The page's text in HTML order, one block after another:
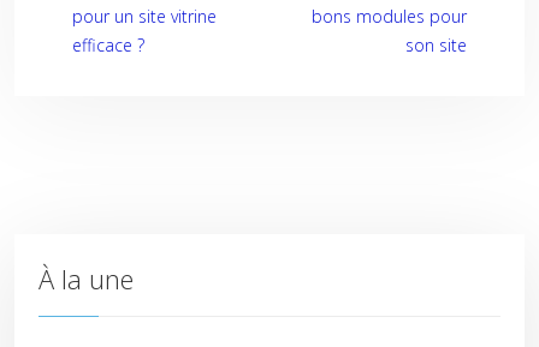
pour un site vitrine
efficace ?
bons modules pour
son site
À la une